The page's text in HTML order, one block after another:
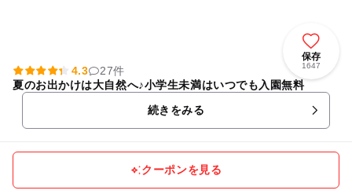
保存
1647
4.3
27件
夏のお出かけは大自然へ♪小学生未満はいつでも入園無料
続きをみる
クーポンを見る